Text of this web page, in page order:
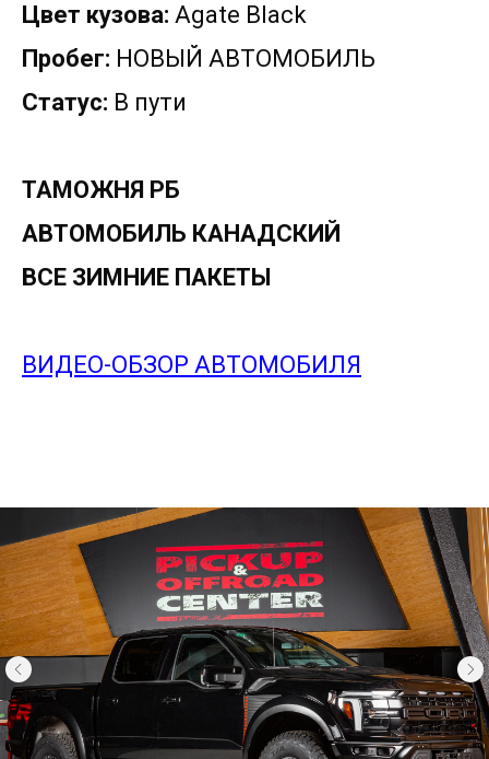
Цвет кузова: Agate Black
Пробег: НОВЫЙ АВТОМОБИЛЬ
Статус: В пути
ТАМОЖНЯ РБ
АВТОМОБИЛЬ КАНАДСКИЙ
ВСЕ ЗИМНИЕ ПАКЕТЫ
ВИДЕО-ОБЗОР АВТОМОБИЛЯ